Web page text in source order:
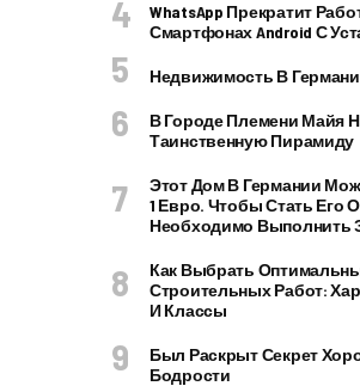
WhatsApp Прекратит
Смартфонах Android С
Недвижимость В
В Городе Племени Майя
Таинственную Пирамиду
Этот Дом В Германии
1 Евро. Чтобы Стать Его
Необходимо Выполнить
Как Выбрать
Строительных Работ:
И Классы
Был Раскрыт Секрет
Бодрости